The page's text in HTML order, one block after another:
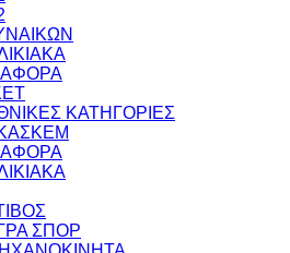
ΚΑΤΗΓΟΡΙΕΣ
ΣΠΟΡ